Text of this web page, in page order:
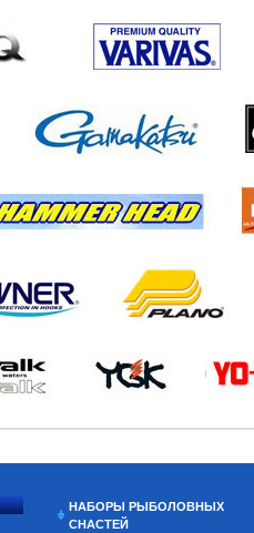
НАБОРЫ РЫБОЛОВНЫХ
СНАСТЕЙ